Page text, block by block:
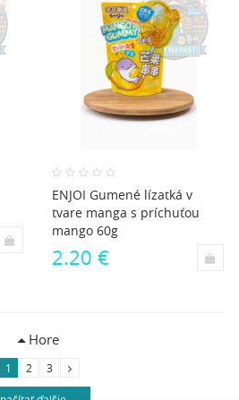
ENJOI Gumené lízatká v
tvare manga s príchuťou
mango 60g
2.20 €
Hore
1 2 3